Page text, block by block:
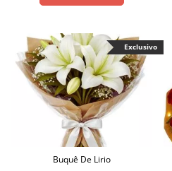
Buquê De Lirio
Exclusivo